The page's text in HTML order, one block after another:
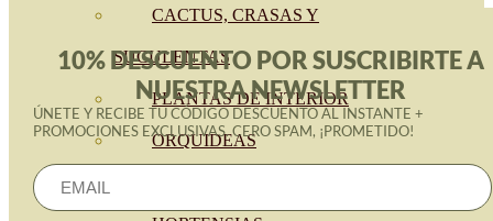
CACTUS, CRASAS Y
SUCULENTAS
PLANTAS DE INTERIOR
ORQUIDEAS
10% DESCUENTO POR SUSCRIBIRTE A
NUESTRA NEWSLETTER
ÚNETE Y RECIBE TU CÓDIGO DESCUENTO AL INSTANTE +
PROMOCIONES EXCLUSIVAS. CERO SPAM, ¡PROMETIDO!